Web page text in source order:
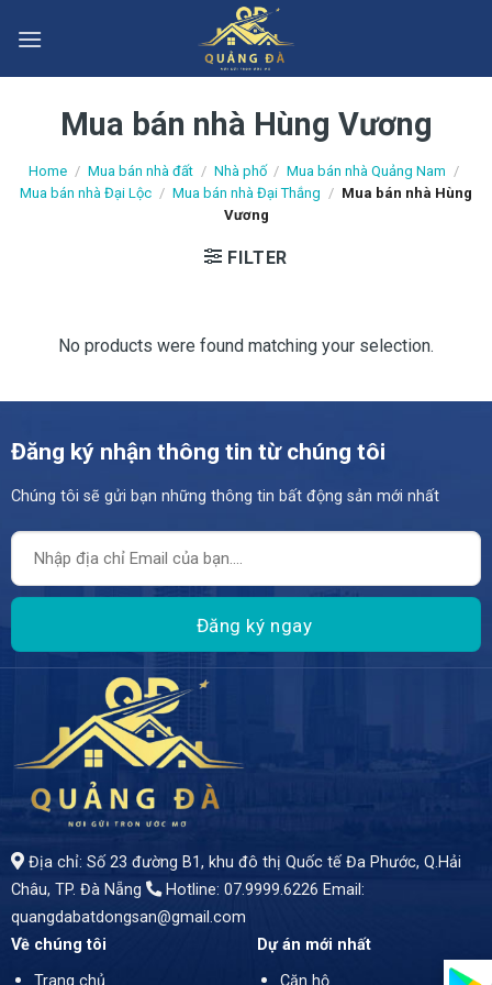
Mua bán nhà Hùng Vương
Home / Mua bán nhà đất / Nhà phố / Mua bán nhà Quảng Nam /
Mua bán nhà Đại Lộc / Mua bán nhà Đại Thắng / Mua bán nhà Hùng
Vương
FILTER
No products were found matching your selection.
Đăng ký nhận thông tin từ chúng tôi
Chúng tôi sẽ gửi bạn những thông tin bất động sản mới nhất
Địa chỉ: Số 23 đường B1, khu đô thị Quốc tế Đa Phước, Q.Hải
Châu, TP. Đà Nẵng
Hotline: 07.9999.6226 Email:
quangdabatdongsan@gmail.com
Về chúng tôi
Trang chủ
Dự án mới nhất
Căn hộ